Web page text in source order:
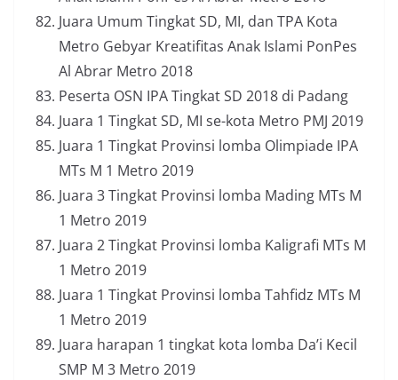
Juara Umum Tingkat SD, MI, dan TPA Kota
Metro Gebyar Kreatifitas Anak Islami PonPes
Al Abrar Metro 2018
Peserta OSN IPA Tingkat SD 2018 di Padang
Juara 1 Tingkat SD, MI se-kota Metro PMJ 2019
Juara 1 Tingkat Provinsi lomba Olimpiade IPA
MTs M 1 Metro 2019
Juara 3 Tingkat Provinsi lomba Mading MTs M
1 Metro 2019
Juara 2 Tingkat Provinsi lomba Kaligrafi MTs M
1 Metro 2019
Juara 1 Tingkat Provinsi lomba Tahfidz MTs M
1 Metro 2019
Juara harapan 1 tingkat kota lomba Da’i Kecil
SMP M 3 Metro 2019